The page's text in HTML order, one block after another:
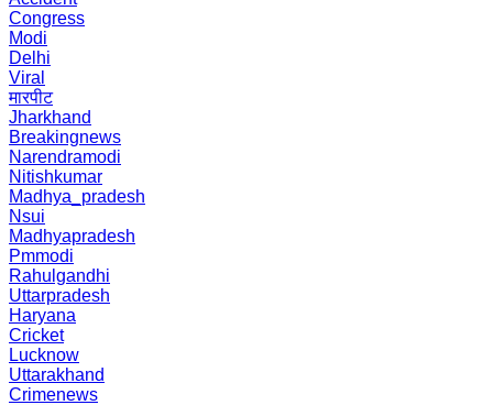
Congress
Modi
Delhi
Viral
मारपीट
Jharkhand
Breakingnews
Narendramodi
Nitishkumar
Madhya_pradesh
Nsui
Madhyapradesh
Pmmodi
Rahulgandhi
Uttarpradesh
Haryana
Cricket
Lucknow
Uttarakhand
Crimenews